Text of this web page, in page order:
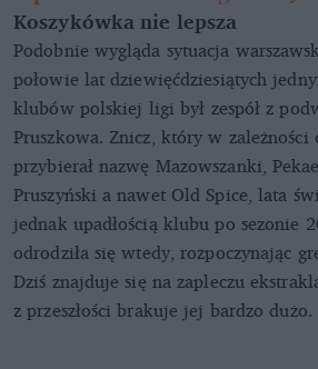
Koszykówka nie lepsza
Podobnie wygląda sytuacja
połowie lat dziewięćdziesiątych
klubów polskiej ligi był zespół z
Pruszkowa. Znicz, który w zależności
przybierał nazwę Mazowszanki,
Pruszyński a nawet Old Spice, lata
jednak upadłością klubu po sezonie
odrodziła się wtedy, rozpoczynając
Dziś znajduje się na zapleczu
z przeszłości brakuje jej bardzo